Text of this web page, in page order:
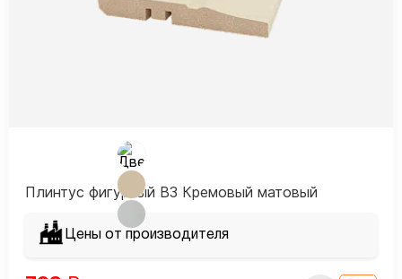
Плинтус фигурный В3 Кремовый матовый
Цены от производителя